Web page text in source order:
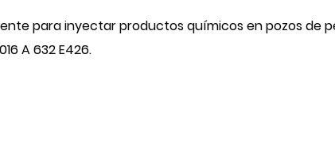
para inyectar productos químicos en pozos de
A 632 E426.